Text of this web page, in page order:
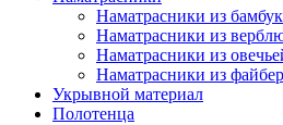
Наматрасники из
Наматрасники из
Наматрасники из
Наматрасники из
Укрывной материал
Полотенца